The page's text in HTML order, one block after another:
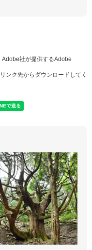
Adobe社が提供するAdobe
ンク先からダウンロードしてく